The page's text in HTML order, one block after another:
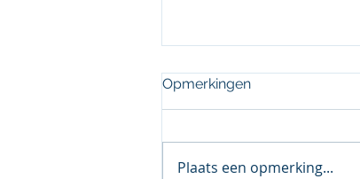
Opmerkingen
Plaats een opmerking...